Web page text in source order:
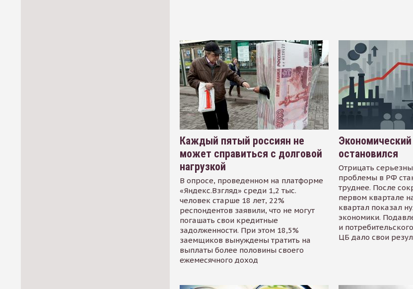
Каждый пятый россиян не
может справиться с долговой
нагрузкой
В опросе, проведенном на платформе
«Яндекс.Взгляд» среди 1,2 тыс.
человек старше 18 лет, 22%
респондентов заявили, что не могут
погашать свои кредитные
задолженности. При этом 18,5%
заемщиков вынуждены тратить на
выплаты более половины своего
ежемесячного доход
остановился
Отрицать
проблемы в РФ
труднее. После
первом квартале
квартал показал
экономики.
и
ЦБ дало свои